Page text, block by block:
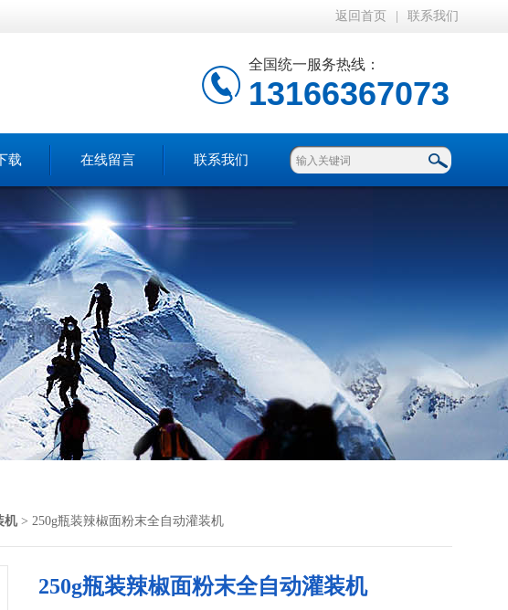
返回首页 联系我们
全国统一服务热线：
13166367073
载 在线留言 联系我们
机> 250g瓶装辣椒面粉末全自动灌装机
250g瓶装辣椒面粉末全自动灌装机